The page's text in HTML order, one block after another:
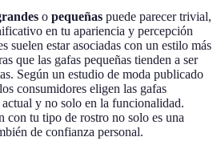
o pequeñas puede parecer trivial,
en tu apariencia y percepción
suelen estar asociadas con un estilo más
que las gafas pequeñas tienden a ser
Según un estudio de moda publicado
consumidores eligen las gafas
actual y no solo en la funcionalidad.
con tu tipo de rostro no solo es una
de confianza personal.